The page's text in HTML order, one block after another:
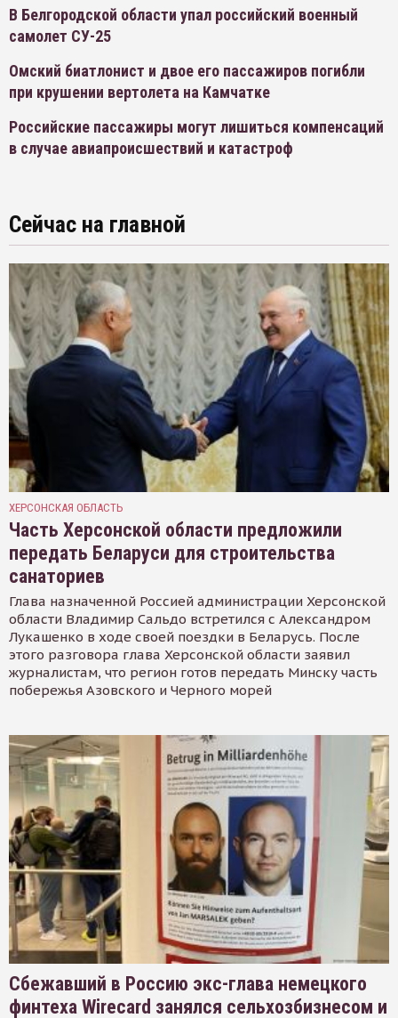
В Белгородской области упал российский военный
самолет СУ-25
Омский биатлонист и двое его пассажиров погибли
при крушении вертолета на Камчатке
Российские пассажиры могут лишиться компенсаций
в случае авиапроисшествий и катастроф
Сейчас на главной
ХЕРСОНСКАЯ ОБЛАСТЬ
Часть Херсонской области предложили
передать Беларуси для строительства
санаториев
Глава назначенной Россией администрации Херсонской
области Владимир Сальдо встретился с Александром
Лукашенко в ходе своей поездки в Беларусь. После
этого разговора глава Херсонской области заявил
журналистам, что регион готов передать Минску часть
побережья Азовского и Черного морей
Сбежавший в Россию экс-глава немецкого
финтеха Wirecard занялся сельхозбизнесом и